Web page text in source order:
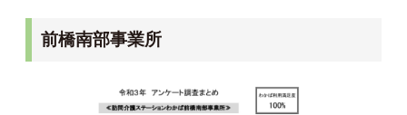
前橋南部事業所